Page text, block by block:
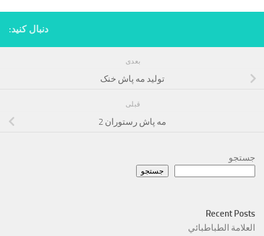
دنبال کنید:
بعدی
تولید مه پاش خنک
قبلی
مه پاش رستوران 2
جستجو
جستجو
Recent Posts
العلامة الطباطبائي